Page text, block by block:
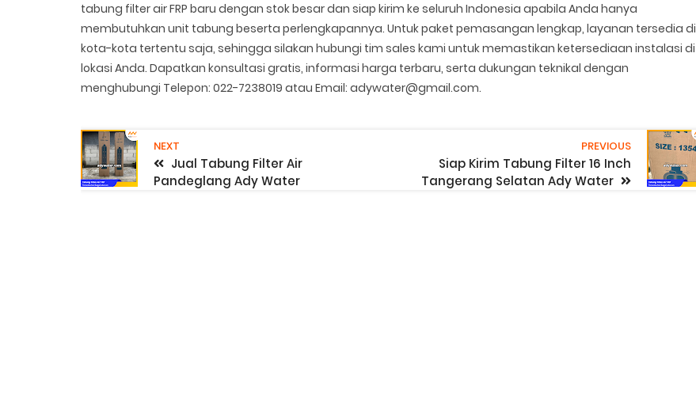
tabung filter air FRP baru dengan stok besar dan siap kirim ke seluruh Indonesia apabila Anda hanya
membutuhkan unit tabung beserta perlengkapannya. Untuk paket pemasangan lengkap, layanan tersedia di
kota-kota tertentu saja, sehingga silakan hubungi tim sales kami untuk memastikan ketersediaan instalasi di
lokasi Anda. Dapatkan konsultasi gratis, informasi harga terbaru, serta dukungan teknikal dengan
menghubungi Telepon: 022-7238019 atau Email: adywater@gmail.com.
NEXT
Jual Tabung Filter Air
Pandeglang Ady Water
PREVIOUS
Siap Kirim Tabung Filter 16 Inch
Tangerang Selatan Ady Water